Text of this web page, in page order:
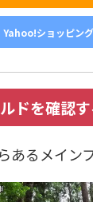
Yahoo!ショッピン
ドを確認す
あるメイン